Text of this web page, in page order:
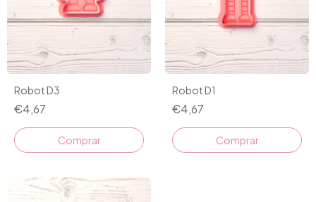
Robot D3
€4,67
Comprar
Robot D1
€4,67
Comprar